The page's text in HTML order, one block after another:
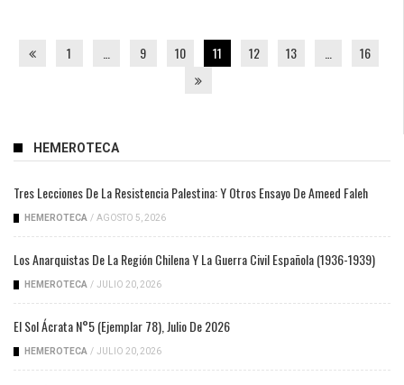
1 9 10 11 12 13 16
HEMEROTECA
Tres Lecciones De La Resistencia Palestina: Y Otros Ensayo De Ameed Faleh
HEMEROTECA / AGOSTO 5, 2026
Los Anarquistas De La Región Chilena Y La Guerra Civil Española (1936-1939)
HEMEROTECA / JULIO 20, 2026
El Sol Ácrata N°5 (ejemplar 78), Julio De 2026
HEMEROTECA / JULIO 20, 2026